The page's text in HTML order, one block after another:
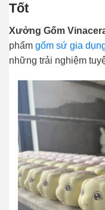
Tốt
Xưởng Gốm
phẩm gốm sứ gia
những trải nghiệm